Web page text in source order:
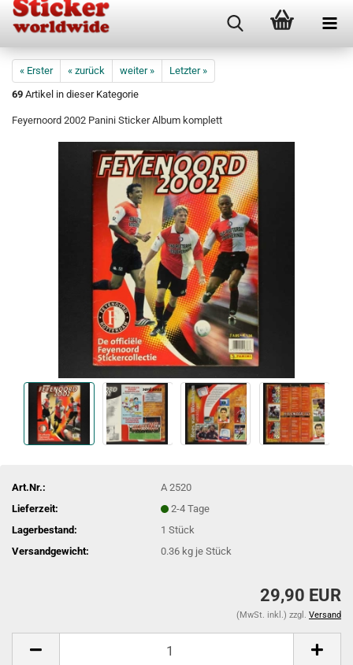
« Erster « zurück weiter »
Letzter »
69 Artikel in dieser Kategorie
Feyernoord 2002 Panini Sticker Album komplett
Art.Nr.:
A 2520
Lieferzeit:
2-4 Tage
Lagerbestand:
1Stück
Versandgewicht:
0.36 kg je Stück
29,90 EUR
(MwSt. inkl.) zzgl. Versand